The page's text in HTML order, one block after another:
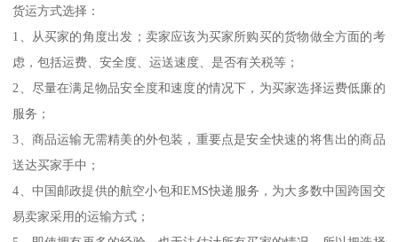
货运方式选择：
1、从买家的角度出发；卖家应该为买家所购买的货物做全方面的考
虑，包括运费、安全度、运送速度、是否有关税等；
2、尽量在满足物品安全度和速度的情况下，为买家选择运费低廉的
服务；
3、商品运输无需精美的外包装，重要点是安全快速的将售出的商品
送达买家手中；
4、中国邮政提供的航空小包和EMS快递服务，为大多数中国跨国交
易卖家采用的运输方式；